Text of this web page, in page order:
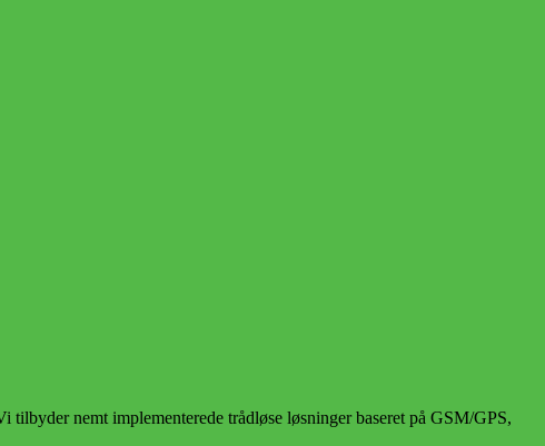
nemt implementerede trådløse løsninger baseret på GSM/GPS,